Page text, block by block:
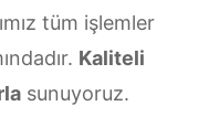
tüm işlemler
Kaliteli
sunuyoruz.